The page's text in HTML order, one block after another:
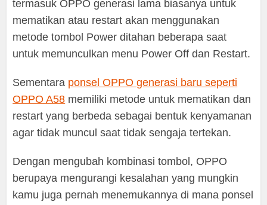
termasuk OPPO generasi lama biasanya untuk
mematikan atau restart akan menggunakan
metode tombol Power ditahan beberapa saat
untuk memunculkan menu Power Off dan Restart.
Sementara ponsel OPPO generasi baru seperti
OPPO A58 memiliki metode untuk mematikan dan
restart yang berbeda sebagai bentuk kenyamanan
agar tidak muncul saat tidak sengaja tertekan.
Dengan mengubah kombinasi tombol, OPPO
berupaya mengurangi kesalahan yang mungkin
kamu juga pernah menemukannya di mana ponsel